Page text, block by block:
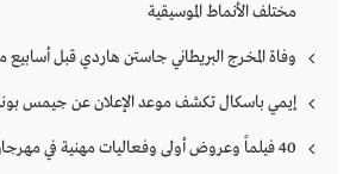
مختلف الأنماط الموسيقية
وفاة المخرج البريطاني جاستن هاردي قبل
إيمي باسكال تكشف موعد الإعلان عن جيمس
40 فيلماً وعروض أولى وفعاليات مهنية في مهرجان نافذة على أوروبا